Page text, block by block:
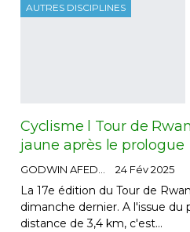
AUTRES DISCIPLINES
Cyclisme l Tour de
jaune après le prologue
GODWIN AFEDO 24 Fév 2025
La 17e édition du Tour de
dimanche dernier. A l'issue du
distance de 3,4 km, c'est…